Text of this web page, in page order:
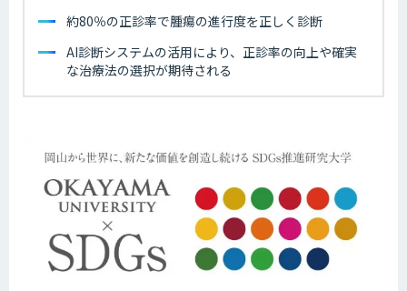
約80％の正診率で腫瘍の進行度を正しく診断
AI診断システムの活用により、正診率の向上や確実
な治療法の選択が期待される